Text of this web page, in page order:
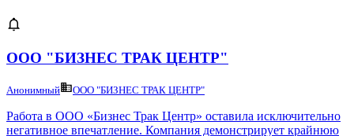
ООО "БИЗНЕС ТРАК ЦЕНТР"
Анонимный ООО "БИЗНЕС ТРАК ЦЕНТР"
Работа в ООО «Бизнес Трак Центр» оставила исключительно
негативное впечатление. Компания демонстрирует крайнюю